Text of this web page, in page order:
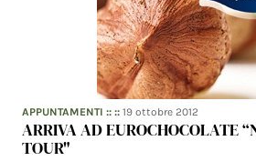
APPUNTAMENTI :: ::19 ottobre 2012
ARRIVA AD EUROCHOCOLATE
TOUR"